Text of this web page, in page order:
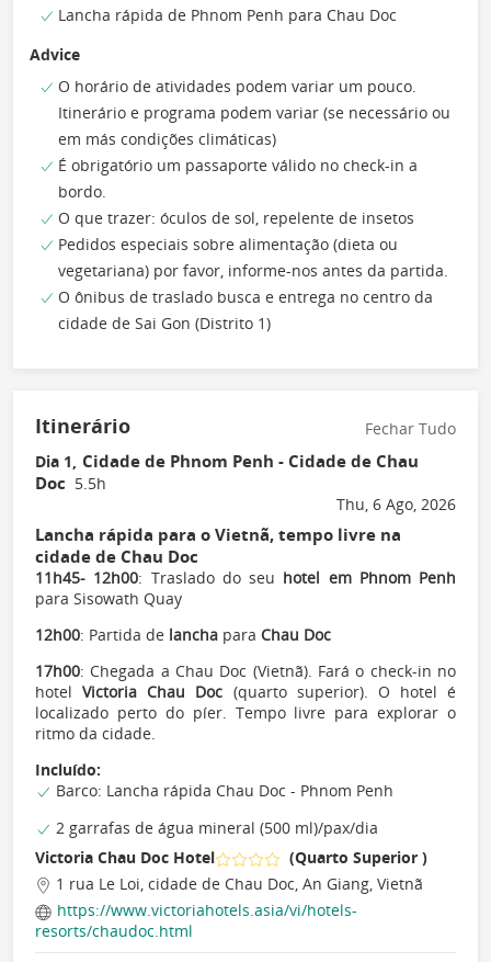
Lancha rápida de Phnom Penh para Chau Doc
Advice
O horário de atividades podem variar um pouco.
Itinerário e programa podem variar (se necessário ou
em más condições climáticas)
É obrigatório um passaporte válido no check-in a
bordo.
O que trazer: óculos de sol, repelente de insetos
Pedidos especiais sobre alimentação (dieta ou
vegetariana) por favor, informe-nos antes da partida.
O ônibus de traslado busca e entrega no centro da
cidade de Sai Gon (Distrito 1)
Itinerário
Fechar Tudo
Dia 1, Cidade de Phnom Penh - Cidade de Chau
Doc 5.5h
Thu, 6 Ago, 2026
Lancha rápida para o Vietnã, tempo livre na
cidade de Chau Doc
11h45- 12h00: Traslado do seu hotel em Phnom Penh
para Sisowath Quay
12h00: Partida de lancha para Chau Doc
17h00: Chegada a Chau Doc (Vietnã). Fará o check-in no
hotelVictoria Chau Doc (quarto superior). O hotel é
localizado perto do píer. Tempo livre para explorar o
ritmo da cidade.
Incluído:
Barco: Lancha rápida Chau Doc - Phnom Penh
2 garrafas de água mineral (500 ml)/pax/dia
Victoria Chau Doc Hotel
(Quarto Superior )
1 rua Le Loi, cidade de Chau Doc, An Giang, Vietnã
https://www.victoriahotels.asia/vi/hotels-
resorts/chaudoc.html